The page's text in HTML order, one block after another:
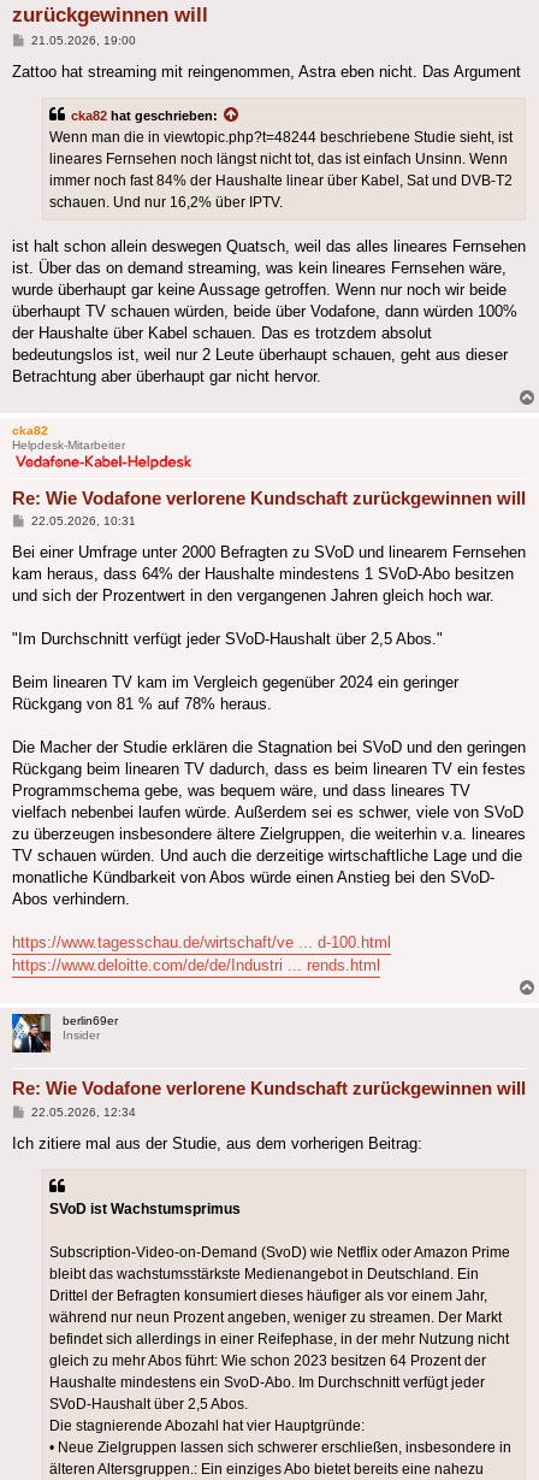
zurückgewinnen will
Beitrag
21.05.2026, 19:00
Zattoo hat streaming mit reingenommen, Astra eben nicht. Das Argument
cka82 hat geschrieben:
Wenn man die in viewtopic.php?t=48244 beschriebene Studie sieht, ist
lineares Fernsehen noch längst nicht tot, das ist einfach Unsinn. Wenn
immer noch fast 84% der Haushalte linear über Kabel, Sat und DVB-T2
schauen. Und nur 16,2% über IPTV.
ist halt schon allein deswegen Quatsch, weil das alles lineares Fernsehen
ist. Über das on demand streaming, was kein lineares Fernsehen wäre,
wurde überhaupt gar keine Aussage getroffen. Wenn nur noch wir beide
überhaupt TV schauen würden, beide über Vodafone, dann würden 100%
der Haushalte über Kabel schauen. Das es trotzdem absolut
bedeutungslos ist, weil nur 2 Leute überhaupt schauen, geht aus dieser
Betrachtung aber überhaupt gar nicht hervor.
cka82
Helpdesk-Mitarbeiter
Re: Wie Vodafone verlorene Kundschaft zurückgewinnen will
Beitrag
22.05.2026, 10:31
Bei einer Umfrage unter 2000 Befragten zu SVoD und linearem Fernsehen
kam heraus, dass 64% der Haushalte mindestens 1 SVoD-Abo besitzen
und sich der Prozentwert in den vergangenen Jahren gleich hoch war.
"Im Durchschnitt verfügt jeder SVoD-Haushalt über 2,5 Abos."
Beim linearen TV kam im Vergleich gegenüber 2024 ein geringer
Rückgang von 81 % auf 78% heraus.
Die Macher der Studie erklären die Stagnation bei SVoD und den geringen
Rückgang beim linearen TV dadurch, dass es beim linearen TV ein festes
Programmschema gebe, was bequem wäre, und dass lineares TV
vielfach nebenbei laufen würde. Außerdem sei es schwer, viele von SVoD
zu überzeugen insbesondere ältere Zielgruppen, die weiterhin v.a. lineares
TV schauen würden. Und auch die derzeitige wirtschaftliche Lage und die
monatliche Kündbarkeit von Abos würde einen Anstieg bei den SVoD-
Abos verhindern.
https://www.tagesschau.de/wirtschaft/ve ... d-100.html
https://www.deloitte.com/de/de/Industri ... rends.html
berlin69er
Insider
Re: Wie Vodafone verlorene Kundschaft zurückgewinnen will
Beitrag
22.05.2026, 12:34
Ich zitiere mal aus der Studie, aus dem vorherigen Beitrag:
SVoD ist Wachstumsprimus
Subscription-Video-on-Demand (SvoD) wie Netflix oder Amazon Prime
bleibt das wachstumsstärkste Medienangebot in Deutschland. Ein
Drittel der Befragten konsumiert dieses häufiger als vor einem Jahr,
während nur neun Prozent angeben, weniger zu streamen. Der Markt
befindet sich allerdings in einer Reifephase, in der mehr Nutzung nicht
gleich zu mehr Abos führt: Wie schon 2023 besitzen 64 Prozent der
Haushalte mindestens ein SvoD-Abo. Im Durchschnitt verfügt jeder
SVoD-Haushalt über 2,5 Abos.
Die stagnierende Abozahl hat vier Hauptgründe:
• Neue Zielgruppen lassen sich schwerer erschließen, insbesondere in
älteren Altersgruppen.: Ein einziges Abo bietet bereits eine nahezu